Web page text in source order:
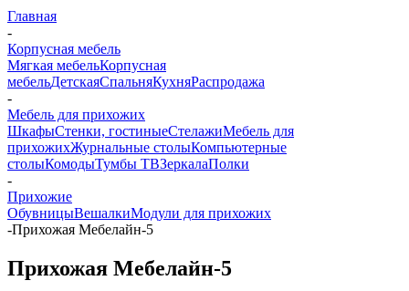
Главная
-
Корпусная мебель
Мягкая мебельКорпусная
мебельДетскаяСпальняКухняРаспродажа
-
Мебель для прихожих
ШкафыСтенки, гостиныеСтелажиМебель для
прихожихЖурнальные столыКомпьютерные
столыКомодыТумбы ТВЗеркалаПолки
-
Прихожие
ОбувницыВешалкиМодули для прихожих
-Прихожая Мебелайн-5
Прихожая Мебелайн-5